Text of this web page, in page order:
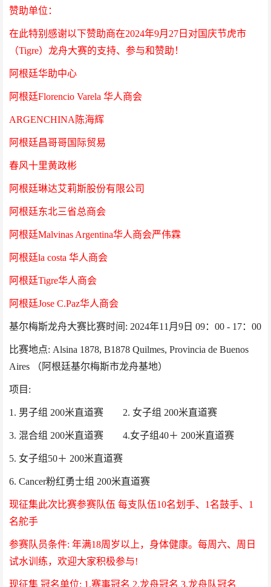
赞助单位：
在此特别感谢以下赞助商在2024年9月27日对国庆节虎市
（Tigre）龙舟大赛的支持、参与和赞助！
阿根廷华助中心
阿根廷Florencio Varela 华人商会
ARGENCHINA陈海辉
阿根廷昌哥哥国际贸易
春风十里黄政彬
阿根廷琳达艾莉斯股份有限公司
阿根廷东北三省总商会
阿根廷Malvinas Argentina华人商会严伟霖
阿根廷la costa 华人商会
阿根廷Tigre华人商会
阿根廷Jose C.Paz华人商会
基尔梅斯龙舟大赛比赛时间 : 2024年11月9日 09：00 - 17：00
比赛地点: Alsina 1878, B1878 Quilmes, Provincia de Buenos
Aires （阿根廷基尔梅斯市龙舟基地）
项目 :
1. 男子组 200米直道赛 2. 女子组 200米直道赛
3. 混合组 200米直道赛 4.女子组40＋ 200米直道赛
5. 女子组50＋ 200米直道赛
6. Cancer粉红勇士组 200米直道赛
现征集此次比赛参赛队伍 每支队伍10名划手、1名鼓手、1
名舵手
参赛队员条件: 年满18周岁以上，身体健康。每周六、周日
试水训练，欢迎大家积极参与!
现征集 冠名单位: 1.赛事冠名 2.龙舟冠名 3.龙舟队冠名